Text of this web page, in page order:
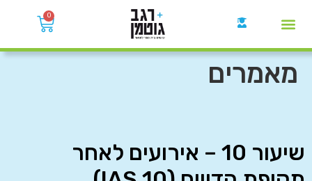
0
מאמרים
שיעור 10 – אירועים לאחר